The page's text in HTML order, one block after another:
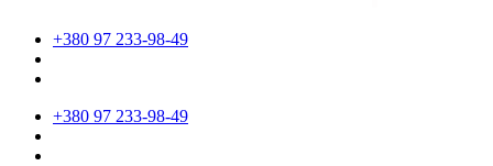
+380 97 233-98-49
+380 97 233-98-49